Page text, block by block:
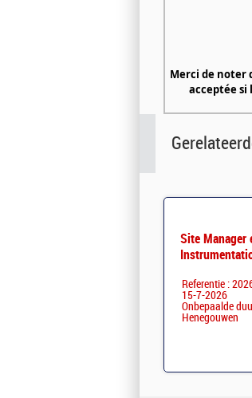
Merci de noter
acceptée si
Site Manager
Referentie :
15-7-2026
Onbepaalde
Henegouwen